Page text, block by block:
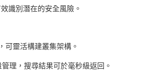
識別潛在的安全風險。
可靈活構建叢集架構。
理，搜尋結果可於毫秒級返回。